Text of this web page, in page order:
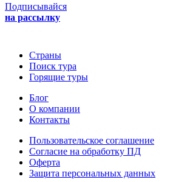
Подписывайся
на рассылку
Страны
Поиск тура
Горящие туры
Блог
О компании
Контакты
Пользовательское соглашение
Согласие на обработку ПД
Оферта
Защитa персональных данных